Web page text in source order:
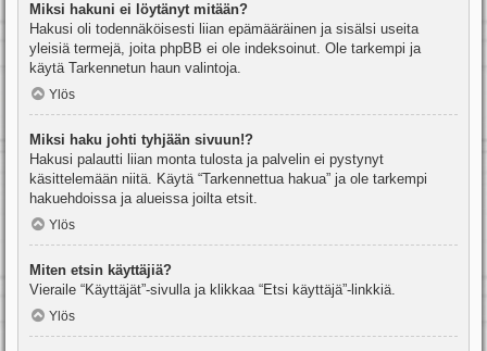
Miksi hakuni ei löytänyt mitään?
Hakusi oli todennäköisesti liian epämääräinen ja sisälsi useita
yleisiä termejä, joita phpBB ei ole indeksoinut. Ole tarkempi ja
käytä Tarkennetun haun valintoja.
Ylös
Miksi haku johti tyhjään sivuun!?
Hakusi palautti liian monta tulosta ja palvelin ei pystynyt
käsittelemään niitä. Käytä “Tarkennettua hakua” ja ole tarkempi
hakuehdoissa ja alueissa joilta etsit.
Ylös
Miten etsin käyttäjiä?
Vieraile “Käyttäjät”-sivulla ja klikkaa “Etsi käyttäjä”-linkkiä.
Ylös